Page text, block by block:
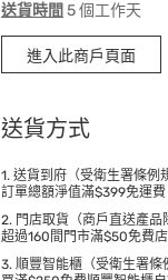
送貨時間 5 個工作天
進入此商戶頁面
送貨方式
1. 送貨到府（受衛生署條例
訂單總額淨值滿$399免運
2. 門店取貨（商戶直送產品
超過160間門市滿$50免費
3. 順豐智能櫃（受衛生署條